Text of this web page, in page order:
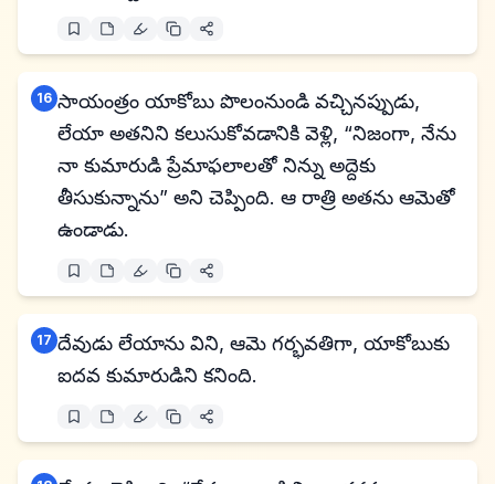
16 సాయంత్రం యాకోబు పొలంనుండి వచ్చినప్పుడు,
లేయా అతనిని కలుసుకోవడానికి వెళ్లి, “నిజంగా, నేను
నా కుమారుడి ప్రేమాఫలాలతో నిన్ను అద్దెకు
తీసుకున్నాను” అని చెప్పింది. ఆ రాత్రి అతను ఆమెతో
ఉండాడు.
17 దేవుడు లేయాను విని, ఆమె గర్భవతిగా, యాకోబుకు
ఐదవ కుమారుడిని కనింది.